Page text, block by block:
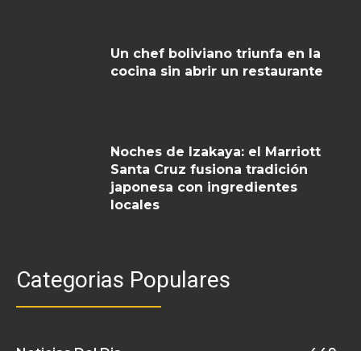
Un chef boliviano triunfa en la
cocina sin abrir un restaurante
Noches de Izakaya: el Marriott
Santa Cruz fusiona tradición
japonesa con ingredientes
locales
Categorias Populares